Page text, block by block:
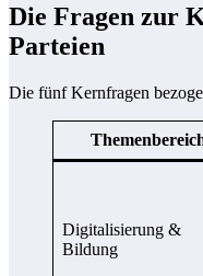
Die Fragen zur
Parteien
Die fünf Kernfragen
Digitalisierung &
Bildung